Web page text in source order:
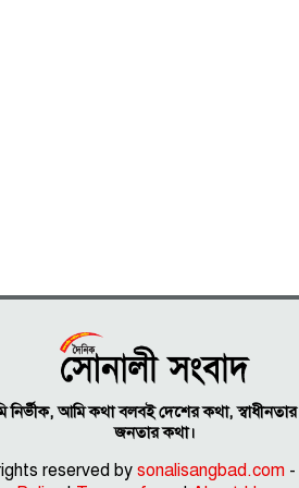
নির্ভীক, আমি কথা বলবই দেশের কথা,
জনতার কথা।
reserved bysonalisangbad.com